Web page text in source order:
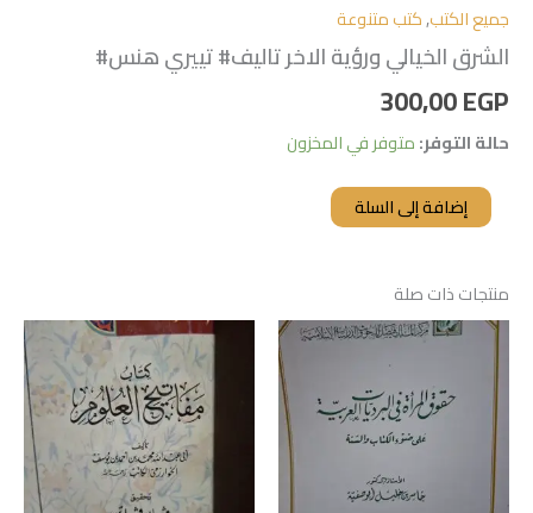
جميع الكتب,كتب متنوعة
الشرق الخيالي ورؤية الاخر تاليف# تييري هنس#
300,00EGP
حالة التوفر:متوفر في المخزون
إضافة إلى السلة
منتجات ذات صلة